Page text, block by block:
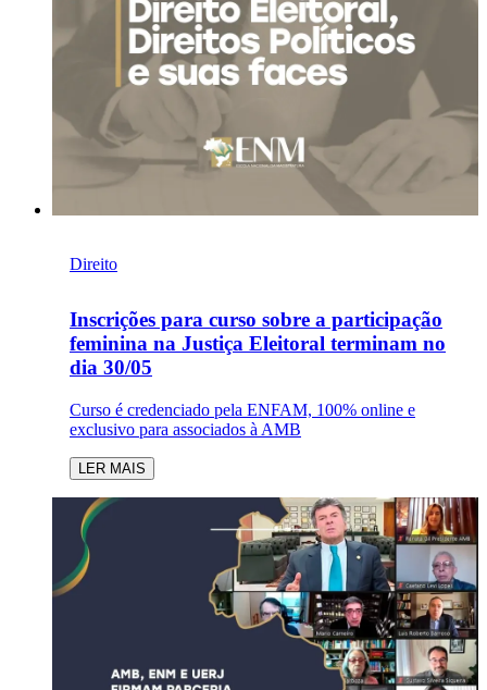
Direito
Inscrições para curso sobre a participação
feminina na Justiça Eleitoral terminam no
dia 30/05
Curso é credenciado pela ENFAM, 100% online e
exclusivo para associados à AMB
LER MAIS